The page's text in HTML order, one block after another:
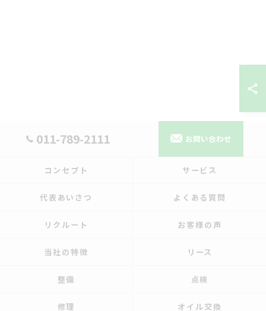
011-789-2111 お問い合わせ
コンセプト サービス
代表あいさつ よくある質問
リクルート お客様の声
当社の特徴 リース
整備 点検
修理 オイル交換